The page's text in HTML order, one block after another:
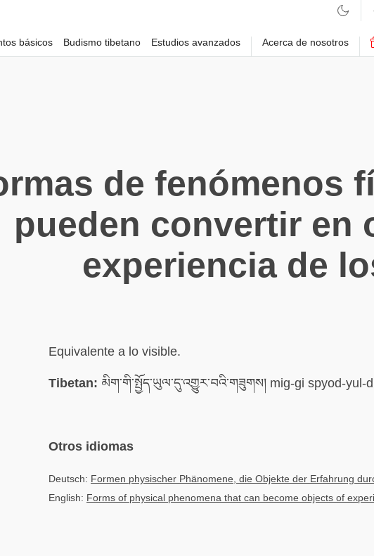
básicos Budismo tibetano Estudios avanzados Acerca de nosotros
de fenómenos
pueden convertir en
experiencia de
Equivalente a lo visible.
Tibetan: མིག་གི་སྤྱོད་ཡུལ་དུ་འགྱུར་བའི་གཟུགས། mig-gi spyod-yul-
Otros idiomas
Deutsch: Formen physischer Phänomene, die Objekte der Erfahrung
English: Forms of physical phenomena that can become objects of